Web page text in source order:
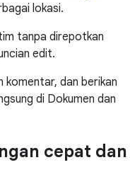
lokasi.
tanpa direpotkan
edit.
komentar, dan berikan
di Dokumen dan
cepat dan